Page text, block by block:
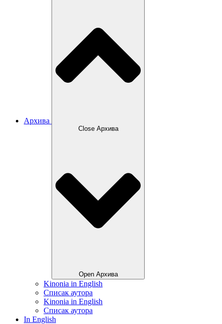
Архива
Close Архива
Open Архива
Kinonia in English
Списак аутора
Kinonia in English
Списак аутора
In English